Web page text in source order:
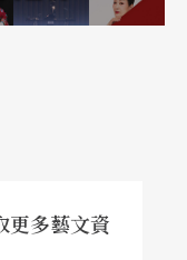
，「家園」只能
更多藝文資